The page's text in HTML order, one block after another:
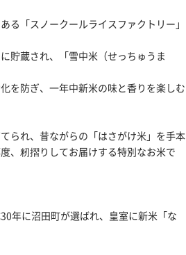
る「スノークールライスファクトリー」
貯蔵され、「雪中米（せっちゅうま
を防ぎ、一年中新米の味と香りを楽しむ
られ、昔ながらの「はさがけ米」を手本
、籾摺りしてお届けする特別なお米で
年に沼田町が選ばれ、皇室に新米「な